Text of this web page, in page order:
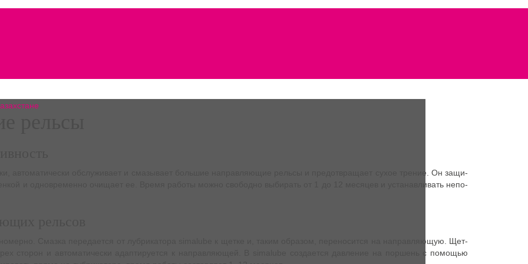
рельсы
авто­ма­ти­че­ски обслу­жи­ва­ет и сма­зы­ва­ет боль­шие направ­ля­ю­щие рель­сы и предот­вра­ща­ет сухое тре­ние. Он защи­
и одно­вре­мен­но очи­ща­ет ее. Вре­мя рабо­ты мож­но сво­бод­но выби­рать от 1 до 12 меся­цев и уста­нав­ли­вать непо­
рельсов
Смаз­ка пере­да­ет­ся от луб­ри­ка­то­ра simalube к щет­ке и, таким обра­зом, пере­но­сит­ся на направ­ля­ю­щую. Щет­
сто­рон и авто­ма­ти­че­ски адап­ти­ру­ет­ся к направ­ля­ю­щей. В simalube созда­ет­ся дав­ле­ние на пор­шень с помо­щью